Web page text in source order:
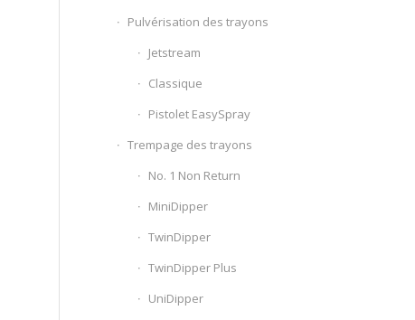
Pulvérisation des trayons
Jetstream
Classique
Pistolet EasySpray
Trempage des trayons
No. 1 Non Return
MiniDipper
TwinDipper
TwinDipper Plus
UniDipper